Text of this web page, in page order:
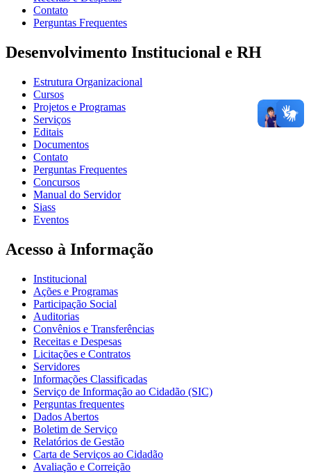
Contato
Perguntas Frequentes
Desenvolvimento Institucional e RH
Estrutura Organizacional
Cursos
Projetos e Programas
Serviços
Editais
Documentos
Contato
Perguntas Frequentes
Concursos
Manual do Servidor
Siass
Eventos
Acesso à Informação
Institucional
Ações e Programas
Participação Social
Auditorias
Convênios e Transferências
Receitas e Despesas
Licitações e Contratos
Servidores
Informações Classificadas
Serviço de Informação ao Cidadão (SIC)
Perguntas frequentes
Dados Abertos
Boletim de Serviço
Relatórios de Gestão
Carta de Serviços ao Cidadão
Avaliação e Correição